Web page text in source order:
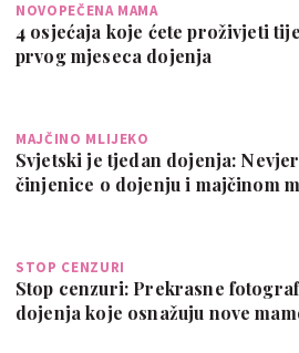
NOVOPEČENA MAMA
4 osjećaja koje ćete proživjeti
prvog mjeseca dojenja
MAJČINO MLIJEKO
Svjetski je tjedan dojenja:
činjenice o dojenju i majčinom
STOP CENZURI
Stop cenzuri: Prekrasne
dojenja koje osnažuju nove